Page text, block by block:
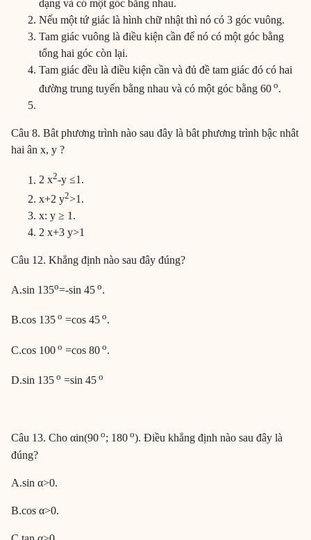
dạng và có một góc bằng nhau.
Nếu một tứ giác là hình chữ nhật thì nó có 3 góc vuông.
Tam giác vuông là điều kiện cần để nó có một góc bằng
tổng hai góc còn lại.
Tam giác đều là điều kiện cần và đủ đề tam giác đó có hai
đường trung tuyến bằng nhau và có một góc bằng 60 o.
Câu 8. Bât phương trình nào sau đây là bât phương trình bậc nhât
hai ân x, y ?
2 x2-y ≤1.
x+2 y2>1.
x: y ≥ 1.
2 x+3 y>1
Câu 12. Khẳng định nào sau đây đúng?
A.sin 135o=-sin 45 o.
B.cos 135 o =cos 45 o.
C.cos 100 o =cos 80 o.
D.sin 135 o =sin 45 o
Câu 13. Cho αin(90 o; 180 o). Điều khẳng định nào sau đây là
đúng?
A.sin α>0.
B.cos α>0.